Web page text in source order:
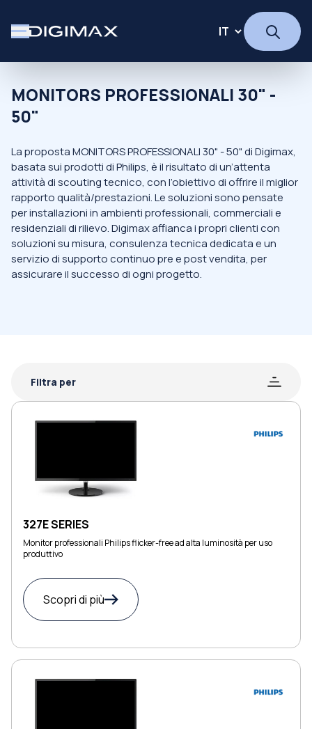
MONITORS PROFESSIONALI 30" -
50"
La proposta MONITORS PROFESSIONALI 30" - 50" di Digimax,
basata sui prodotti di Philips, è il risultato di un’attenta
attività di scouting tecnico, con l’obiettivo di offrire il miglior
rapporto qualità/prestazioni. Le soluzioni sono pensate
per installazioni in ambienti professionali, commerciali e
residenziali di rilievo. Digimax affianca i propri clienti con
soluzioni su misura, consulenza tecnica dedicata e un
servizio di supporto continuo pre e post vendita, per
assicurare il successo di ogni progetto.
Filtra per
327E SERIES
Monitor professionali Philips flicker-free ad alta luminosità per uso
produttivo
Scopri di più